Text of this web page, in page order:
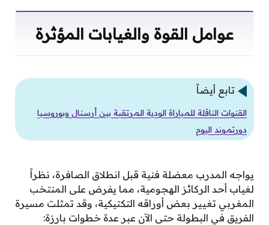
عوامل القوة والغيابات المؤثرة
تابع أيضاً
القنوات الناقلة للمباراة الودية المرتقبة بين أرسنال وبوروسيا
دورتموند اليوم
يواجه المدرب معضلة فنية قبل انطلاق الصافرة، نظراً
لغياب أحد الركائز الهجومية، مما يفرض على المنتخب
المغربي تغيير بعض أوراقه التكتيكية، وقد تمثلت مسيرة
الفريق في البطولة حتى الآن عبر عدة خطوات بارزة: